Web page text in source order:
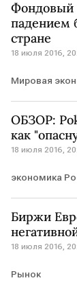
Фондовый
падением
стране
18 июля 2016,
Мировая
ОБЗОР:
как
18 июля 2016,
экономика
Биржи
18 июля 2016,
Рынок